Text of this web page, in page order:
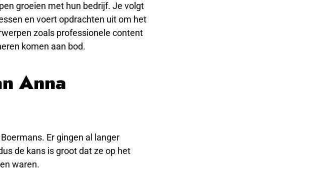
groeien met hun bedrijf. Je volgt
en voert opdrachten uit om het
zoals professionele content
komen aan bod.
Anna
Er gingen al langer
de kans is groot dat ze op het
waren.